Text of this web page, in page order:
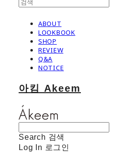
ABOUT
LOOKBOOK
SHOP
REVIEW
Q&A
NOTICE
아킴 Akeem
Search 검색
Log In 로그인